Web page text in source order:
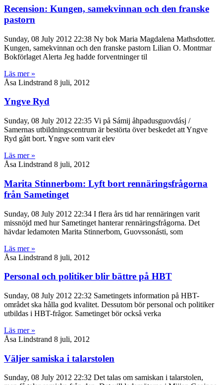
Recension: Kungen, samekvinnan och den franske
pastorn
Sunday, 08 July 2012 22:38 Ny bok Maria Magdalena Mathsdotter.
Kungen, samekvinnan och den franske pastorn Lilian O. Montmar
Bokförlaget Alerta Jeg hadde forventninger til
Läs mer »
Åsa Lindstrand 8 juli, 2012
Yngve Ryd
Sunday, 08 July 2012 22:35 Vi på Sámij åhpadusguovdásj /
Samernas utbildningscentrum är bestörta över beskedet att Yngve
Ryd gått bort. Yngve som varit elev
Läs mer »
Åsa Lindstrand 8 juli, 2012
Marita Stinnerbom: Lyft bort rennäringsfrågorna
från Sametinget
Sunday, 08 July 2012 22:34 I flera års tid har rennäringen varit
missnöjd med hur Sametinget hanterar rennäringsfrågorna. Det
hävdar ledamoten Marita Stinnerbom, Guovssonásti, som
Läs mer »
Åsa Lindstrand 8 juli, 2012
Personal och politiker blir bättre på HBT
Sunday, 08 July 2012 22:32 Sametingets information på HBT-
området ska hålla god kvalitet. Dessutom bör personal och politiker
utbildas i HBT-frågor. Sametinget bör också verka
Läs mer »
Åsa Lindstrand 8 juli, 2012
Väljer samiska i talarstolen
Sunday, 08 July 2012 22:32 Det talas om samiskan i talarstolen,